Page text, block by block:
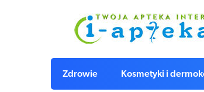
Zdrowie Kosmetyki i